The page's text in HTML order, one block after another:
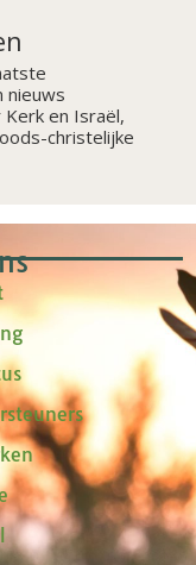
nieuws
en Israël,
christelijke